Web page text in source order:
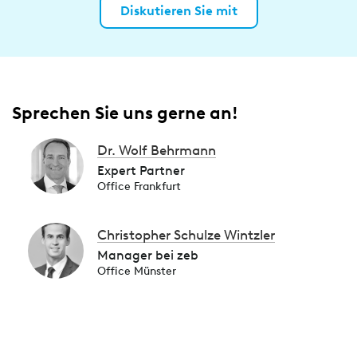
Diskutieren Sie mit
Sprechen Sie uns gerne an!
Dr. Wolf Behrmann
Expert Partner
Office Frankfurt
Christopher Schulze Wintzler
Manager bei zeb
Office Münster